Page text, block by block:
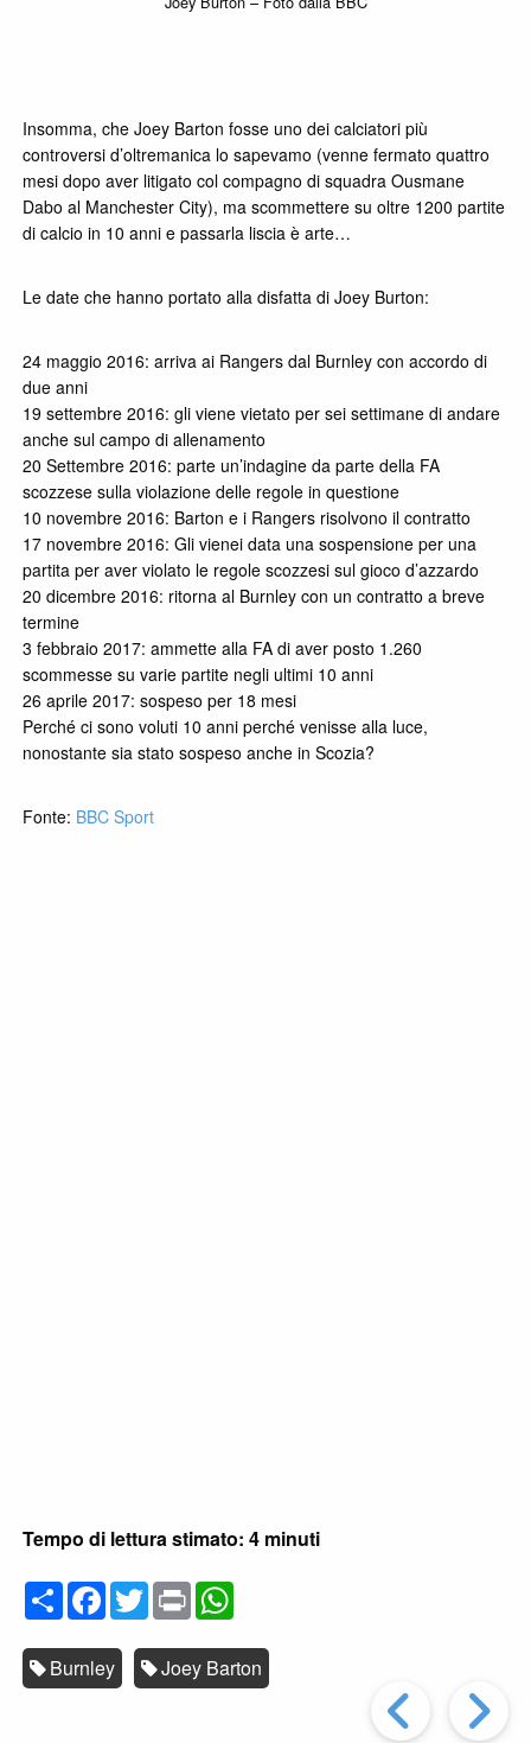
Insomma, che Joey Barton fosse uno dei calciatori più
controversi d’oltremanica lo sapevamo (venne fermato quattro
mesi dopo aver litigato col compagno di squadra Ousmane
Dabo al Manchester City), ma scommettere su oltre 1200 partite
di calcio in 10 anni e passarla liscia è arte…
Le date che hanno portato alla disfatta di Joey Burton:
24 maggio 2016: arriva ai Rangers dal Burnley con accordo di
due anni
19 settembre 2016: gli viene vietato per sei settimane di andare
anche sul campo di allenamento
20 Settembre 2016: parte un’indagine da parte della FA
scozzese sulla violazione delle regole in questione
10 novembre 2016: Barton e i Rangers risolvono il contratto
17 novembre 2016: Gli vienei data una sospensione per una
partita per aver violato le regole scozzesi sul gioco d’azzardo
20 dicembre 2016: ritorna al Burnley con un contratto a breve
termine
3 febbraio 2017: ammette alla FA di aver posto 1.260
scommesse su varie partite negli ultimi 10 anni
26 aprile 2017: sospeso per 18 mesi
Perché ci sono voluti 10 anni perché venisse alla luce,
nonostante sia stato sospeso anche in Scozia?
Fonte: BBC Sport
Tempo di lettura stimato: 4 minuti
C
o
n
d
i
v
F
a
c
e
b
o
T
w
t
t
e
P
r
n
t
t
s
A
Burnley Joey Barton